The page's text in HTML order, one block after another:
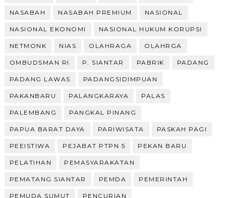
NASABAH NASABAH PREMIUM NASIONAL
NASIONAL EKONOMI NASIONAL HUKUM KORUPSI
NETMONK NIAS OLAHRAGA OLAHRGA
OMBUDSMAN RI P. SIANTAR PABRIK PADANG
PADANG LAWAS PADANGSIDIMPUAN
PAKANBARU PALANGKARAYA PALAS
PALEMBANG PANGKAL PINANG
PAPUA BARAT DAYA PARIWISATA PASKAH PAGI
PEEISTIWA PEJABAT PTPN 5 PEKAN BARU
PELATIHAN PEMASYARAKATAN
PEMATANG SIANTAR PEMDA PEMERINTAH
PEMUDA SUMUT PENCURIAN